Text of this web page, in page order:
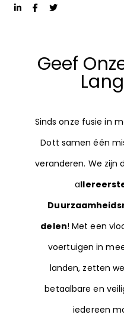
Geef
Sinds onze fusie in
Dott samen één
veranderen. We zijn
a
delen! Met een
voertuigen in
landen, zetten
betaalbare en
iedereen